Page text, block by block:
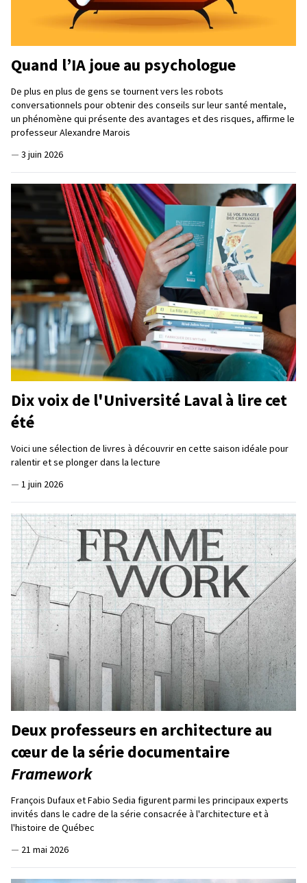
Quand l’IA joue au psychologue
De plus en plus de gens se tournent vers les robots
conversationnels pour obtenir des conseils sur leur santé mentale,
un phénomène qui présente des avantages et des risques, affirme le
professeur Alexandre Marois
— 3 juin 2026
Dix voix de l'Université Laval à lire cet
été
Voici une sélection de livres à découvrir en cette saison idéale pour
ralentir et se plonger dans la lecture
— 1 juin 2026
Deux professeurs en architecture au
cœur de la série documentaire
Framework
François Dufaux et Fabio Sedia figurent parmi les principaux experts
invités dans le cadre de la série consacrée à l'architecture et à
l'histoire de Québec
— 21 mai 2026